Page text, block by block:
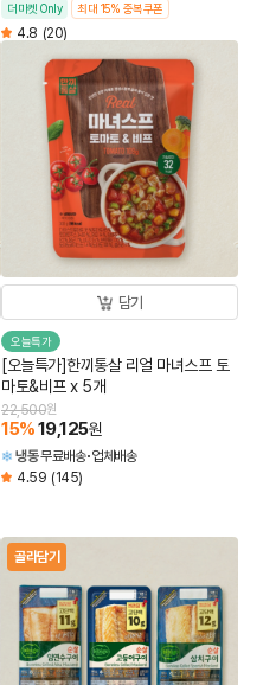
더마켓 Only 최대 15% 중복쿠폰
4.8 (20)
담기
오늘특가
[오늘특가]한끼통살 리얼 마녀스프 토
마토&비프 x 5개
22,500원
15%19,125원
냉동무료배송 업체배송
4.59 (145)
골라담기